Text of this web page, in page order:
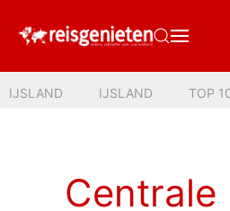
IJSLAND IJSLAND TOP
Centrale